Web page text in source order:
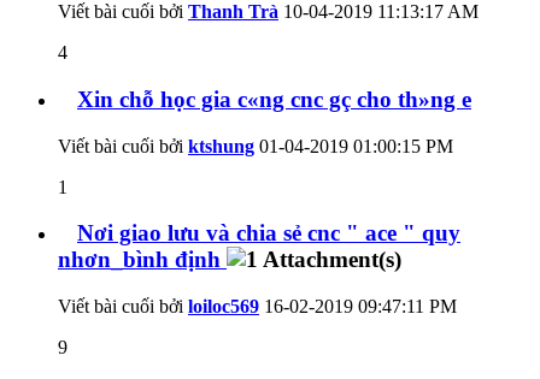
Viết bài cuối bởi Thanh Trà 10-04-2019 11:13:17 AM
4
Xin chỗ học gia c«ng cnc gç cho th»ng e
Viết bài cuối bởi ktshung 01-04-2019 01:00:15 PM
1
Nơi giao lưu và chia sẻ cnc " ace " quy
nhơn_bình định
Viết bài cuối bởi loiloc569 16-02-2019 09:47:11 PM
9